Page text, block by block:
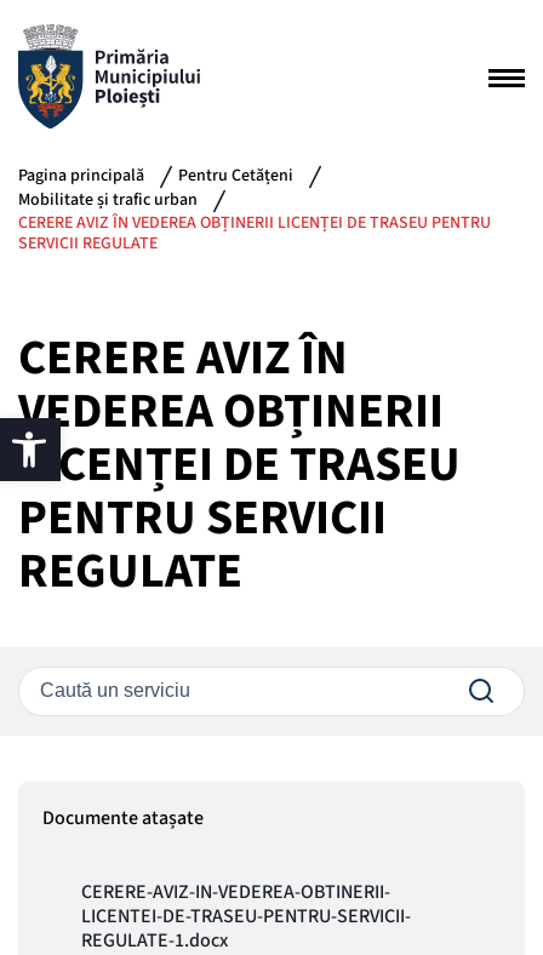
Pagina principală
Pentru Cetățeni
Mobilitate și trafic urban
CERERE AVIZ ÎN VEDEREA OBȚINERII LICENȚEI DE TRASEU PENTRU
SERVICII REGULATE
CERERE AVIZ ÎN
VEDEREA OBȚINERII
LICENȚEI DE TRASEU
PENTRU SERVICII
REGULATE
Documente atașate
CERERE-AVIZ-IN-VEDEREA-OBTINERII-
LICENTEI-DE-TRASEU-PENTRU-SERVICII-
REGULATE-1.docx